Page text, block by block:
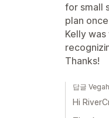
for small
plan
Kelly
Thanks!
답글
Hi